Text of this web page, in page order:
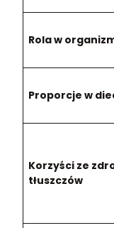
Rola w
Proporcje w
Korzyści ze
tłuszczów